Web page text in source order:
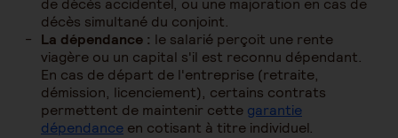
de décès accidentel, ou une majoration en cas de
décès simultané du conjoint.
La dépendance : le salarié perçoit une rente
viagère ou un capital s'il est reconnu dépendant.
En cas de départ de l'entreprise (retraite,
démission, licenciement), certains contrats
permettent de maintenir cette garantie
dépendance en cotisant à titre individuel.